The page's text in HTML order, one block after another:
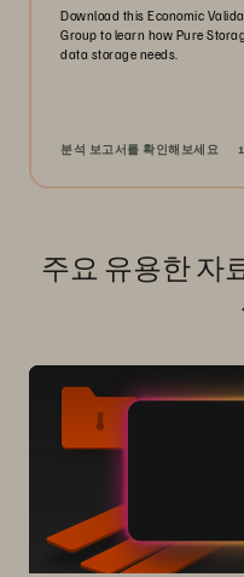
Download this Economic
Group to learn how Pure
data storage needs.
분석 보고서를 확인해보세요
주요 유용한 자